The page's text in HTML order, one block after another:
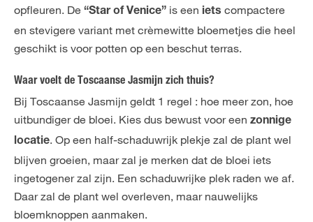
opfleuren. De “Star of Venice” is een iets compactere
en stevigere variant met crèmewitte bloemetjes die heel
geschikt is voor potten op een beschut terras.
Waar voelt de Toscaanse Jasmijn zich thuis?
Bij Toscaanse Jasmijn geldt 1 regel : hoe meer zon, hoe
uitbundiger de bloei. Kies dus bewust voor een zonnige
locatie. Op een half-schaduwrijk plekje zal de plant wel
blijven groeien, maar zal je merken dat de bloei iets
ingetogener zal zijn. Een schaduwrijke plek raden we af.
Daar zal de plant wel overleven, maar nauwelijks
bloemknoppen aanmaken.